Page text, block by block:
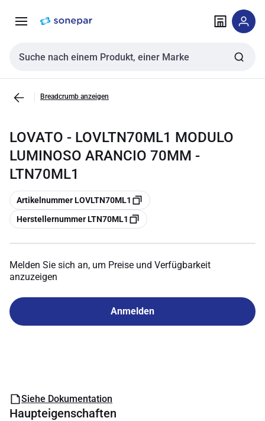
NavigationInhalt
Sucheingabe
Breadcrumb anzeigen
LOVATO - LOVLTN70ML1 MODULO
LUMINOSO ARANCIO 70MM -
LTN70ML1
Kopieren
Artikelnummer LOVLTN70ML1
Kopieren
Herstellernummer LTN70ML1
Melden Sie sich an, um Preise und Verfügbarkeit
anzuzeigen
Anmelden
Siehe Dokumentation
Haupteigenschaften